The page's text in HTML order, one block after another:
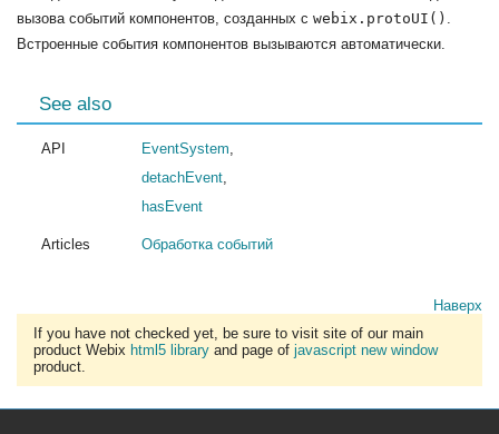
вызова событий компонентов, созданных с webix.protoUI() .
Встроенные события компонентов вызываются автоматически.
See also
API EventSystem,
detachEvent,
hasEvent
Articles Обработка событий
Наверх
If you have not checked yet, be sure to visit site of our main
product Webix html5 library and page of javascript new window
product.